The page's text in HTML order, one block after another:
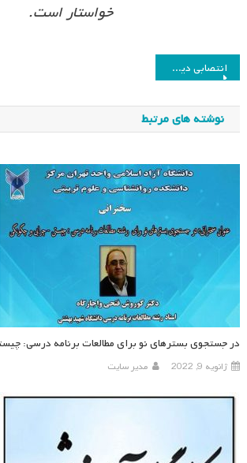
خواستار است.
راهبری
نوشته
انتصابی دیگر از خانواده برنامه درسی!
نوشته های مرتبط
در جستجوی بسترهای نو برای مطالعات برنامه درسی:
ژانویه 9, 2022 مدیر سایت